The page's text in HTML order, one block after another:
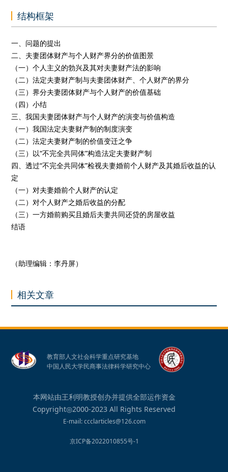
结构框架
一、问题的提出
二、夫妻团体财产与个人财产界分的价值图景
（一）个人主义的勃兴及其对夫妻财产法的影响
（二）法定夫妻财产制与夫妻团体财产、个人财产的界分
（三）界分夫妻团体财产与个人财产的价值基础
（四）小结
三、我国夫妻团体财产与个人财产的演变与价值构造
（一）我国法定夫妻财产制的制度演变
（二）法定夫妻财产制的价值变迁之争
（三）以“不完全共同体”构造法定夫妻财产制
四、透过“不完全共同体”检视夫妻婚前个人财产及其婚后收益的认
定
（一）对夫妻婚前个人财产的认定
（二）对个人财产之婚后收益的分配
（三）一方婚前购买且婚后夫妻共同还贷的房屋收益
结语
（助理编辑：李丹屏）
相关文章
教育部人文社会科学重点研究基地
中国人民大学民商事法律科学研究中心
本网站由王利明教授创办并提供全部运作资金
Copyright◎2000-2023 All Rights Reserved
E-mail: ccclarticles@126.com
京ICP备2022010855号-1